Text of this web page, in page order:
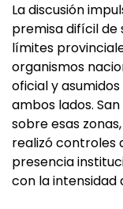
La discusión
premisa difícil de
límites
organismos
oficial y
ambos lados.
sobre esas
realizó controles
presencia
con la intensidad